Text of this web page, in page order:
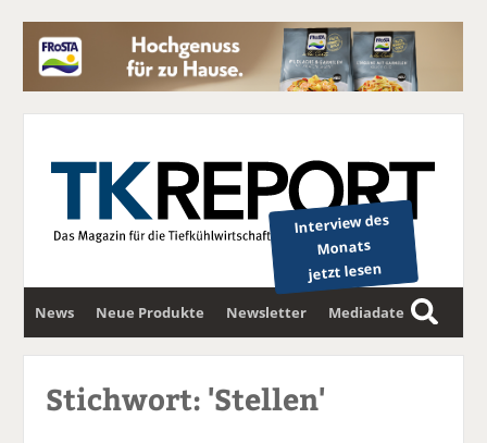
Interview des
Monats
jetzt lesen
News Neue Produkte Newsletter Mediadaten
S
u
Stichwort: 'Stellen'